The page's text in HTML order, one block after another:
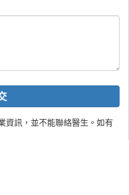
資訊，並不能聯絡醫生。如有